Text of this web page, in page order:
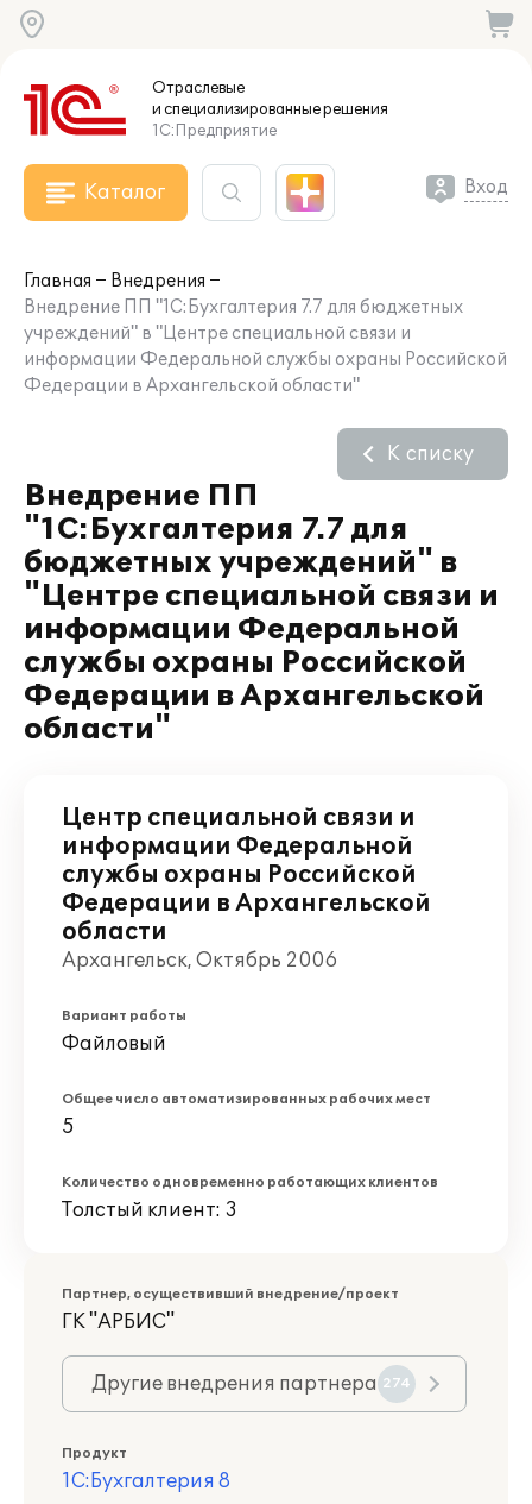
Отраслевые
и специализированныерешения
1С:Предприятие
Каталог Вход
Главная
Внедрения
Внедрение ПП "1С:Бухгалтерия 7.7 для бюджетных
учреждений" в "Центре специальной связи и
информации Федеральной службы охраны Российской
Федерации в Архангельской области"
Внедрение ПП
"1С:Бухгалтерия 7.7 для
бюджетных учреждений" в
"Центре специальной связи и
информации Федеральной
службы охраны Российской
Федерации в Архангельской
области"
К списку
Центр специальной связи и
информации Федеральной
службы охраны Российской
Федерации в Архангельской
области
Архангельск, Октябрь 2006
Вариант работы
Файловый
Общее число автоматизированных рабочих мест
5
Количество одновременно работающих клиентов
Толстый клиент: 3
Партнер, осуществивший внедрение/проект
ГК "АРБИС"
Другие внедрения партнера 274
Продукт
1С:Бухгалтерия 8